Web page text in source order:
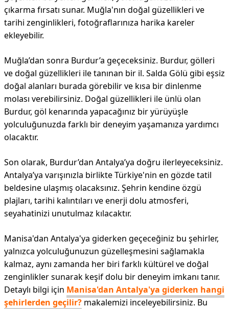
çıkarma fırsatı sunar. Muğla'nın doğal güzellikleri ve
tarihi zenginlikleri, fotoğraflarınıza harika kareler
ekleyebilir.
Muğla’dan sonra Burdur’a geçeceksiniz. Burdur, gölleri
ve doğal güzellikleri ile tanınan bir il. Salda Gölü gibi eşsiz
doğal alanları burada görebilir ve kısa bir dinlenme
molası verebilirsiniz. Doğal güzellikleri ile ünlü olan
Burdur, göl kenarında yapacağınız bir yürüyüşle
yolculuğunuzda farklı bir deneyim yaşamanıza yardımcı
olacaktır.
Son olarak, Burdur’dan Antalya’ya doğru ilerleyeceksiniz.
Antalya’ya varışınızla birlikte Türkiye'nin en gözde tatil
beldesine ulaşmış olacaksınız. Şehrin kendine özgü
plajları, tarihi kalıntıları ve enerji dolu atmosferi,
seyahatinizi unutulmaz kılacaktır.
Manisa'dan Antalya'ya giderken geçeceğiniz bu şehirler,
yalnızca yolculuğunuzun güzelleşmesini sağlamakla
kalmaz, aynı zamanda her biri farklı kültürel ve doğal
zenginlikler sunarak keşif dolu bir deneyim imkanı tanır.
Detaylı bilgi için Manisa'dan Antalya'ya giderken hangi
şehirlerden geçilir? makalemizi inceleyebilirsiniz. Bu